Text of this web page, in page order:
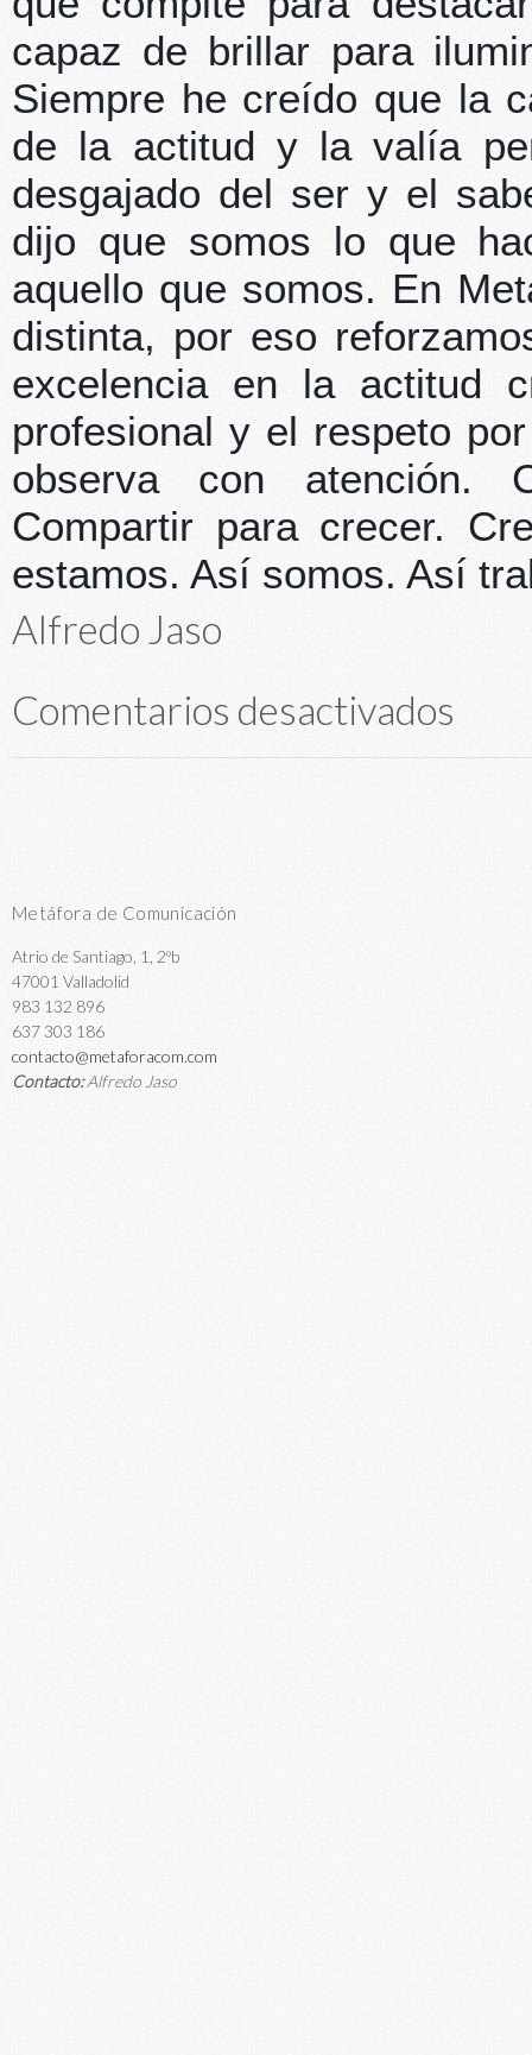
capaz de brillar para
Siempre he creído que la
de la actitud y la valía
desgajado del ser y el
dijo que somos lo que
aquello que somos. En
distinta, por eso
excelencia en la actitud
profesional y el respeto
observa con atención.
Compartir para crecer.
estamos. Así somos. Así
Alfredo Jaso
Comentarios desactivados
Metáfora de Comunicación
Atrio de Santiago, 1, 2ºb
47001 Valladolid
983 132 896
637 303 186
contacto@metaforacom.com
Contacto:Alfredo Jaso